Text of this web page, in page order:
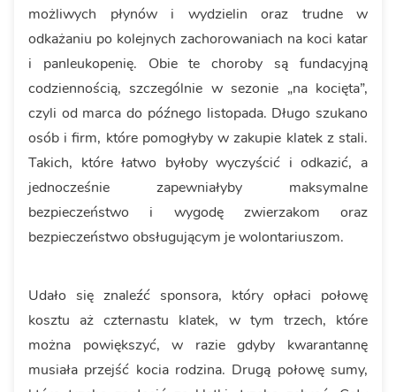
możliwych płynów i wydzielin oraz trudne w
odkażaniu po kolejnych zachorowaniach na koci katar
i panleukopenię. Obie te choroby są fundacyjną
codziennością, szczególnie w sezonie „na kocięta”,
czyli od marca do późnego listopada. Długo szukano
osób i firm, które pomogłyby w zakupie klatek z stali.
Takich, które łatwo byłoby wyczyścić i odkazić, a
jednocześnie zapewniałyby maksymalne
bezpieczeństwo i wygodę zwierzakom oraz
bezpieczeństwo obsługującym je wolontariuszom.
Udało się znaleźć sponsora, który opłaci połowę
kosztu aż czternastu klatek, w tym trzech, które
można powiększyć, w razie gdyby kwarantannę
musiała przejść kocia rodzina. Drugą połowę sumy,